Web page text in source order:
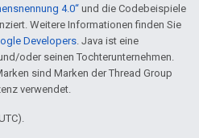
4.0“ und die Codebeispiele
Weitere Informationen finden Sie
Developers. Java ist eine
oder seinen Tochterunternehmen.
sind Marken der Thread Group
verwendet.